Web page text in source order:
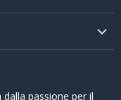
passione per il